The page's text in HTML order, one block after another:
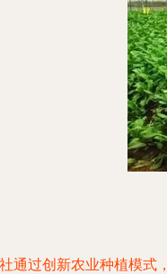
通过创新农业种植模式